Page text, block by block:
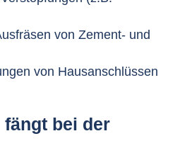
von Zement- und
von Hausanschlüssen
bei der